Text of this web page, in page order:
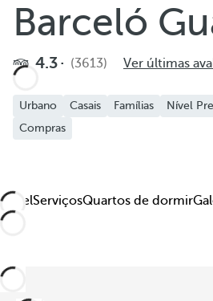
Barceló
4.3 (3613) Ver últimas
Urbano Casais Famílias Nível
Compras
HotelServiçosQuartos de dormir